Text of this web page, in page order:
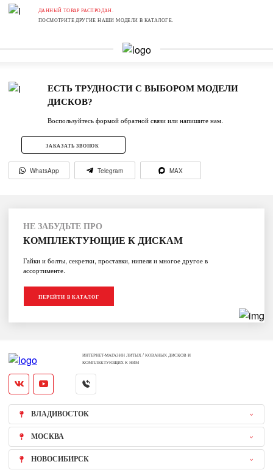
ДАННЫЙ ТОВАР РАСПРОДАН.
ПОСМОТРИТЕ ДРУГИЕ НАШИ МОДЕЛИ В КАТАЛОГЕ.
ЕСТЬ ТРУДНОСТИ С ВЫБОРОМ МОДЕЛИ
ДИСКОВ?
Воспользуйтесь формой обратной связи или напишите нам.
ЗАКАЗАТЬ ЗВОНОК
WhatsApp Telegram MAX
НЕ ЗАБУДЬТЕ ПРО
КОМПЛЕКТУЮЩИЕ К ДИСКАМ
Гайки и болты, секретки, проставки, нипеля и многое другое в
ассортименте.
ПЕРЕЙТИ В КАТАЛОГ
ИНТЕРНЕТ-МАГАЗИН ЛИТЫХ / КОВАНЫХ ДИСКОВ И
КОМПЛЕКТУЮЩИХ К НИМ
ВЛАДИВОСТОК
МОСКВА
НОВОСИБИРСК